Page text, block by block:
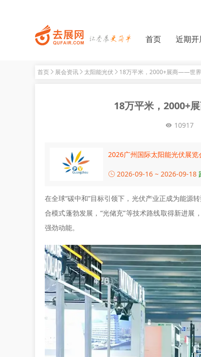
首页 近期开
首页 展会资讯 太阳能光伏 18万平米，2000+展商——世
18万平米，2000+
10917
2026广州国际太阳能光伏展览
2026-09-16 ~ 2026-09-18
在全球“碳中和”目标引领下，光伏产业正成为能源
合模式蓬勃发展，“光储充”等技术路线取得新进展
强劲动能。